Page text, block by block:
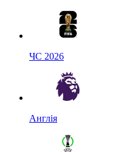
ЧС 2026
Англія